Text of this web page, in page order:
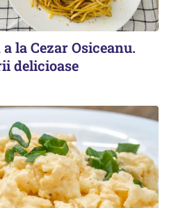
la Cezar Osiceanu.
delicioase